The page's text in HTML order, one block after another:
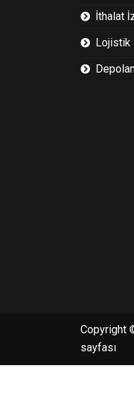
İthalat
Lojistik
Copyright
sayfası